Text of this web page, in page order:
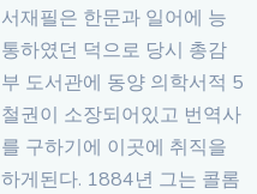
서재필은 한문과 일어에 능
통하였던 덕으로 당시 총감
부 도서관에 동양 의학서적 5
철권이 소장되어있고 번역사
를 구하기에 이곳에 취직을
하게된다. 1884년 그는 콜롬